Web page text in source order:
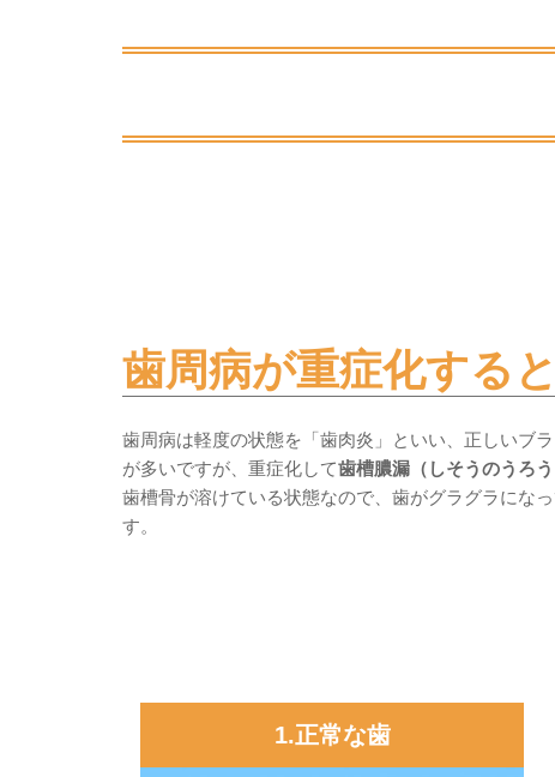
歯周病が重症化すると
歯周病は軽度の状態を「歯肉炎」といい、正しいブ
が多いですが、重症化して歯槽膿漏（しそうのうろう
歯槽骨が溶けている状態なので、歯がグラグラにな
す。
1.正常な歯